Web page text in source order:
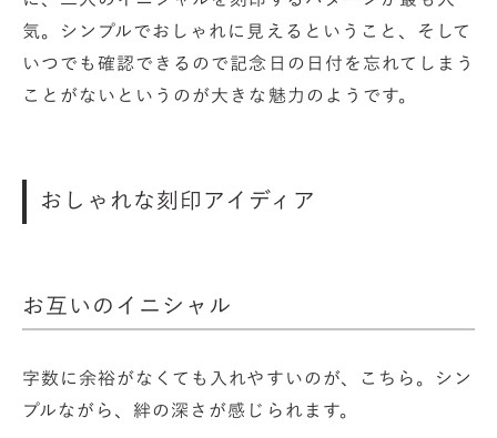
気。シンプルでおしゃれに見えるということ、そして
いつでも確認できるので記念日の日付を忘れてしまう
ことがないというのが大きな魅力のようです。
おしゃれな刻印アイディア
お互いのイニシャル
字数に余裕がなくても入れやすいのが、こちら。シン
プルながら、絆の深さが感じられます。